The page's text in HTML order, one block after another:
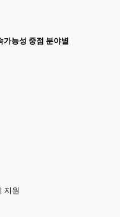
가능성 중점 분야별
지원